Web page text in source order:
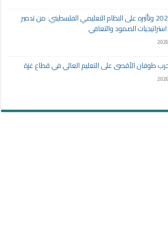
عدوان 2023 وتأثيره على النظام التعليمي الفلسطيني: من تدمير
استراتيجيات الصمود والتعافي
طوفان الأقصى على التعليم العالي في قطاع غزة